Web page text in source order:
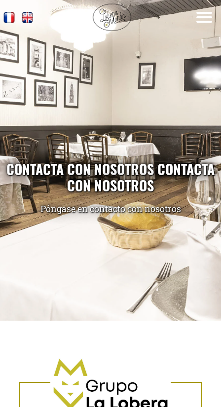
CONTACTA CON NOSOTROS CONTACTA
CON NOSOTROS
Póngase en contacto con nosotros